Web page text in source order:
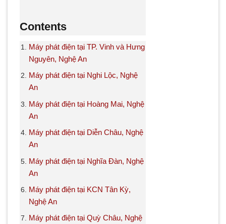
Contents
Máy phát điện tại TP. Vinh và Hưng
Nguyên, Nghệ An
Máy phát điện tại Nghi Lộc, Nghệ
An
Máy phát điện tại Hoàng Mai, Nghệ
An
Máy phát điện tại Diễn Châu, Nghệ
An
Máy phát điện tại Nghĩa Đàn, Nghệ
An
Máy phát điện tại KCN Tân Kỳ,
Nghệ An
Máy phát điện tại Quỳ Châu, Nghệ